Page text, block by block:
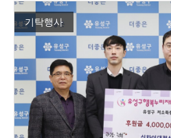
기탁행사